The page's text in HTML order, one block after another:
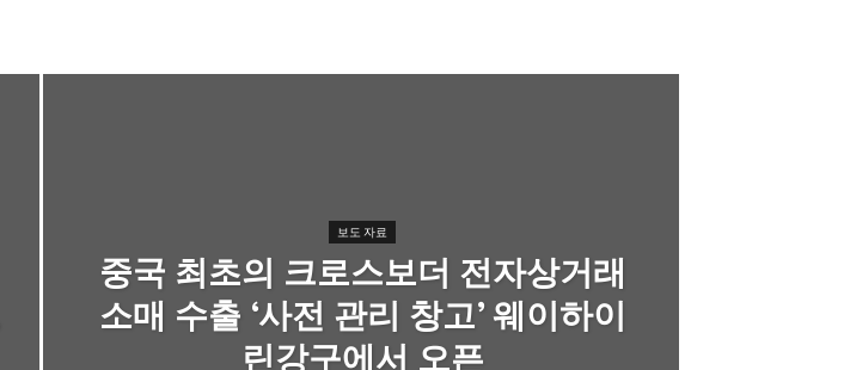
보도 자료
중국 최초의 크로스보더 전자상거래
소매 수출 ‘사전 관리 창고’ 웨이하이
린강구에서 오픈